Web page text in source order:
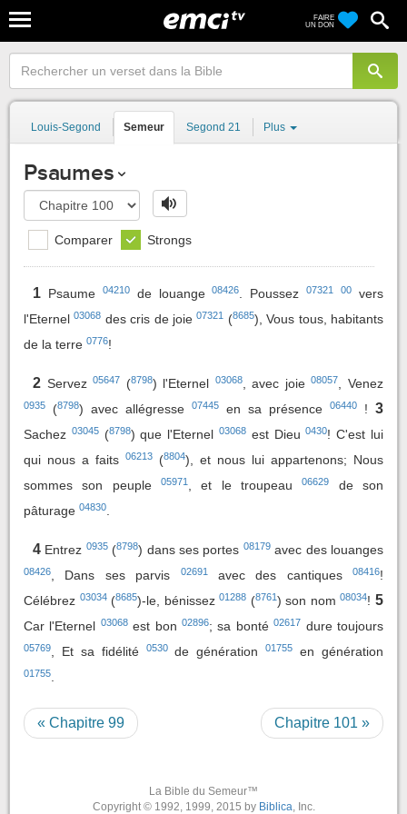
FAIRE
UN DON
Louis-Segond Semeur Segond 21 Plus
Psaumes
Comparer Strongs
1 Psaume 04210de louange08426 . Poussez07321 00
vers
l'Eternel03068 des cris de joie07321 (8685), Vous tous, habitants
de la terre 0776!
2 Servez05647 (8798) l'Eternel 03068, avec joie08057 , Venez
0935 (8798) avec allégresse 07445 en sa présence 06440 ! 3
Sachez 03045(8798) que l'Eternel03068 est Dieu0430! C'est lui
qui nous a faits 06213 (8804), et nous lui appartenons; Nous
sommes son peuple
05971 , et le troupeau06629
de son
pâturage 04830
4 Entrez 0935(8798) dans ses portes 08179avec des louanges
08426 , Dans ses parvis 02691avec des cantiques 08416!
Célébrez 03034(8685)-le, bénissez01288 (8761) son nom08034! 5
Car l'Eternel 03068est bon02896; sa bonté02617 dure toujours
05769 , Et sa fidélité 0530de génération01755 en génération
01755
« Chapitre 99 Chapitre 101 »
La Bible du Semeur™
Copyright © 1992, 1999, 2015 by Biblica, Inc.